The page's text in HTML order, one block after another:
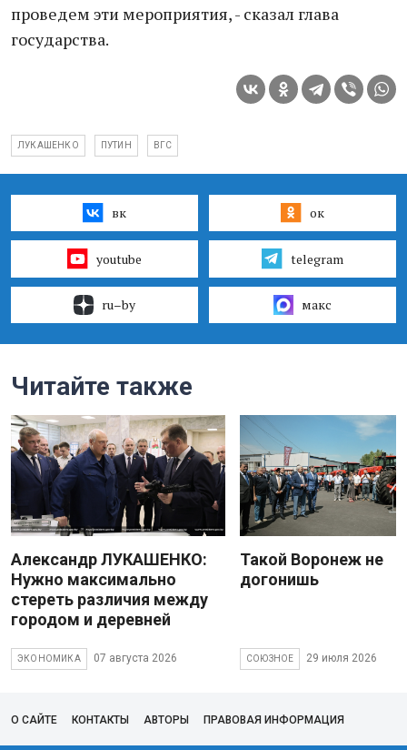
проведем эти мероприятия, - сказал глава
государства.
ЛУКАШЕНКО ПУТИН ВГС
вк ок
youtube telegram
ru–by макс
Читайте также
Александр ЛУКАШЕНКО:
Нужно максимально
стереть различия между
городом и деревней
ЭКОНОМИКА 07 августа 2026
Такой Воронеж не
догонишь
СОЮЗНОЕ 29 июля 2026
О САЙТЕ КОНТАКТЫ АВТОРЫ ПРАВОВАЯ ИНФОРМАЦИЯ